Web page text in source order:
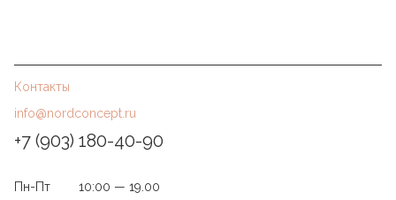
Контакты
info@nordconcept.ru
+7 (903) 180-40-90
Пн-Пт
10:00 — 19.00